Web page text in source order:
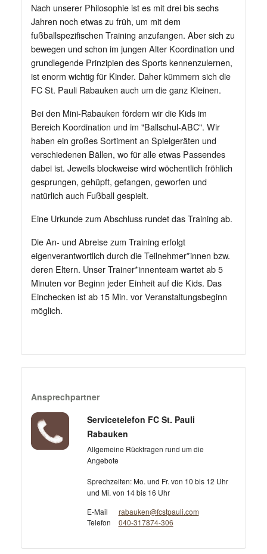
Nach unserer Philosophie ist es mit drei bis sechs
Jahren noch etwas zu früh, um mit dem
fußballspezifischen Training anzufangen. Aber sich zu
bewegen und schon im jungen Alter Koordination und
grundlegende Prinzipien des Sports kennenzulernen,
ist enorm wichtig für Kinder. Daher kümmern sich die
FC St. Pauli Rabauken auch um die ganz Kleinen.
Bei den Mini-Rabauken fördern wir die Kids im
Bereich Koordination und im "Ballschul-ABC". Wir
haben ein großes Sortiment an Spielgeräten und
verschiedenen Bällen, wo für alle etwas Passendes
dabei ist. Jeweils blockweise wird wöchentlich fröhlich
gesprungen, gehüpft, gefangen, geworfen und
natürlich auch Fußball gespielt.
Eine Urkunde zum Abschluss rundet das Training ab.
Die An- und Abreise zum Training erfolgt
eigenverantwortlich durch die Teilnehmer*innen bzw.
deren Eltern. Unser Trainer*innenteam wartet ab 5
Minuten vor Beginn jeder Einheit auf die Kids. Das
Einchecken ist ab 15 Min. vor Veranstaltungsbeginn
möglich.
Ansprechpartner
Servicetelefon FC St. Pauli
Rabauken
Allgemeine Rückfragen rund um die
Angebote
Sprechzeiten: Mo. und Fr. von 10 bis 12 Uhr
und Mi. von 14 bis 16 Uhr
E-Mail
rabauken@fcstpauli.com
Telefon
040-317874-306